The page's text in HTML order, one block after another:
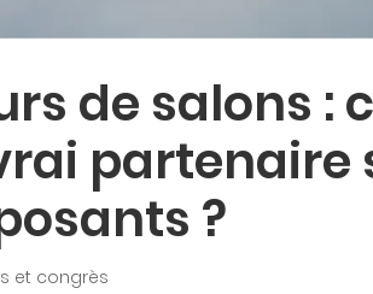
de salons :
partenaire
?
et congrès